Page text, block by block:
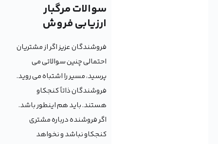
سوالات مرگبار
ارزیابی فروش
فروشندگان عزیز اگر از مشتریان
احتمالی چنین سوالاتی می
پرسید، مسیر را اشتباه می روید.
فروشندگان ذاتاً کنجکاو
هستند. باید هم اینطور باشد.
اگر فروشنده درباره مشتری
کنجکاو نباشد و نخواهد